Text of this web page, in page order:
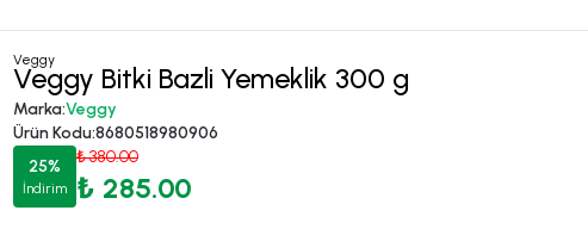
Veggy
Veggy Bitki Bazli Yemeklik 300 g
Marka:Veggy
Ürün Kodu:8680518980906
25%
İndirim
₺ 380.00
₺ 285.00